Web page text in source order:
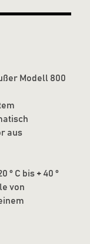
Modell 800
aus
C bis + 40 °
von